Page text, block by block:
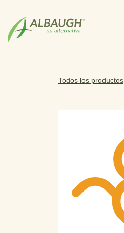
Todos los productos